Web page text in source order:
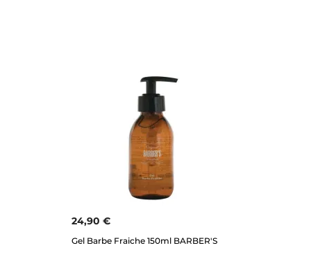
24,90 €
Gel Barbe Fraiche 150ml BARBER'S